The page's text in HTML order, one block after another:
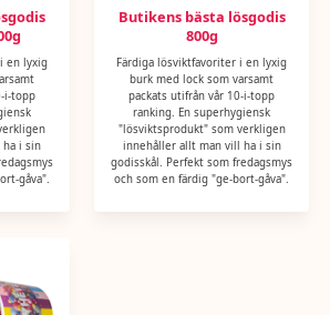
bivax vitt & gult). KAN INNEHÅLLA SPÅR AV
en lyxig
i-topp
i sin
gåva".
Butikens bästa lösgodis
800g
Färdiga lösviktfavoriter i en lyxig
burk med lock som varsamt
packats utifrån vår 10-i-topp
ranking. En superhygiensk
"lösviktsprodukt" som verkligen
innehåller allt man vill ha i sin
godisskål. Perfekt som fredagsmys
och som en färdig "ge-bort-gåva".